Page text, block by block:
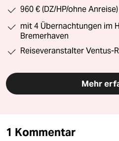
960 € (DZ/HP/ohne Anreise)
mit 4 Übernachtungen im
Bremerhaven
Reiseveranstalter Ventus-
Mehr
1 Kommentar